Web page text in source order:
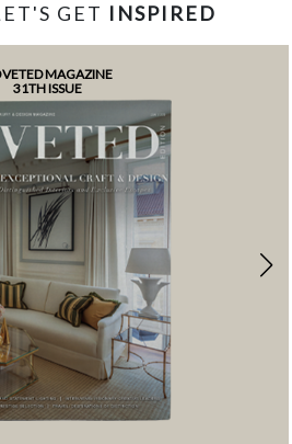
GET INSPIRED
MAGAZINE
31TH ISSUE